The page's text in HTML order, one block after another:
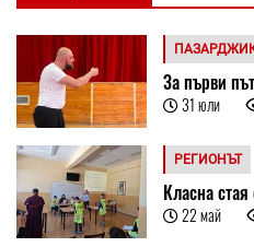
За първи
31 юли
РЕГИОНЪТ
Класна
22 май